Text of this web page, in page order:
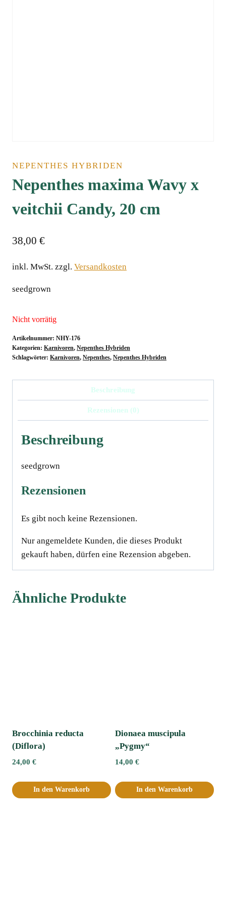
NEPENTHES HYBRIDEN
Nepenthes maxima Wavy x
veitchii Candy, 20 cm
38,00 €
inkl. MwSt. zzgl. Versandkosten
seedgrown
Nicht vorrätig
Artikelnummer: NHY-176
Kategorien: Karnivoren, Nepenthes Hybriden
Schlagwörter: Karnivoren, Nepenthes, Nepenthes Hybriden
Beschreibung
Rezensionen (0)
Beschreibung
seedgrown
Rezensionen
Es gibt noch keine Rezensionen.
Nur angemeldete Kunden, die dieses Produkt
gekauft haben, dürfen eine Rezension abgeben.
Ähnliche Produkte
Brocchinia reducta
(Diflora)
24,00 €
In den Warenkorb
Dionaea muscipula
„Pygmy“
14,00 €
In den Warenkorb